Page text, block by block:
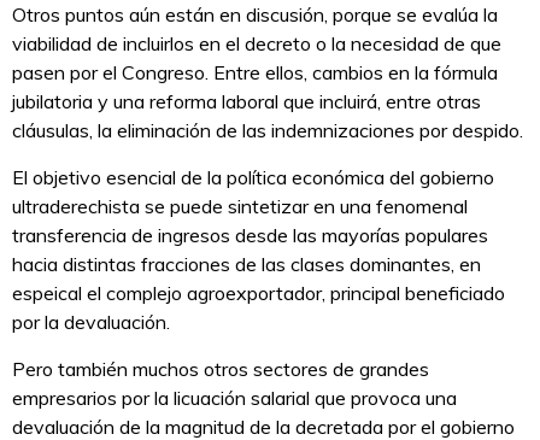
Otros puntos aún están en discusión, porque se evalúa la
viabilidad de incluirlos en el decreto o la necesidad de que
pasen por el Congreso. Entre ellos, cambios en la fórmula
jubilatoria y una reforma laboral que incluirá, entre otras
cláusulas, la eliminación de las indemnizaciones por despido.
El objetivo esencial de la política económica del gobierno
ultraderechista se puede sintetizar en una fenomenal
transferencia de ingresos desde las mayorías populares
hacia distintas fracciones de las clases dominantes, en
espeical el complejo agroexportador, principal beneficiado
por la devaluación.
Pero también muchos otros sectores de grandes
empresarios por la licuación salarial que provoca una
devaluación de la magnitud de la decretada por el gobierno